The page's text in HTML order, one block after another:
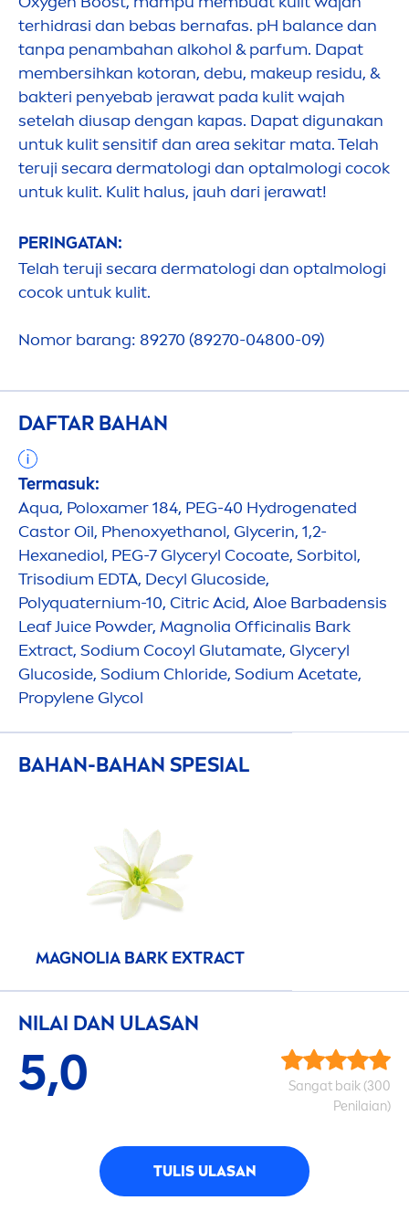
terhidrasi dan bebas bernafas. pH balancedan
tanpa penambahan alkohol & parfum. Dapat
membersihkan kotoran, debu, makeup residu, &
bakteri penyebab jerawat pada kulit wajah
setelah diusap dengan kapas. Dapat digunakan
untuk kulit sensitif dan area sekitar mata. Telah
teruji secara dermatologi dan optalmologi cocok
untuk kulit. Kulit halus, jauh dari jerawat!
PERINGATAN:
Telah teruji secara dermatologi dan optalmologi
cocok untuk kulit.
Nomor barang: 89270 (89270-04800-09)
DAFTAR BAHAN
Termasuk:
Aqua, Poloxamer 184, PEG-40 Hydrogenated
Castor Oil, Phenoxyethanol, Glycerin, 1,2-
Hexanediol, PEG-7 Glyceryl Cocoate, Sorbitol,
Trisodium EDTA, Decyl Glucoside,
Polyquaternium-10, Citric Acid, Aloe Barbadensis
Leaf Juice Powder, Magnolia Officinalis Bark
Extract, Sodium Cocoyl Glutamate, Glyceryl
Glucoside, Sodium Chloride, Sodium Acetate,
Propylene Glycol
BAHAN-BAHAN SPESIAL
MAGNOLIA BARK EXTRACT
NILAI DAN ULASAN
5,0
Sangat baik (300
Penilaian)
TULIS ULASAN